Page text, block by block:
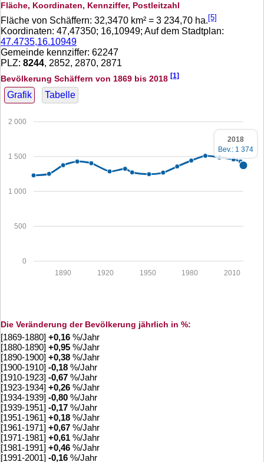
Fläche, Koordinaten, Kennziffer, Postleitzahl
Fläche von Schäffern: 32,3470 km² = 3 234,70 ha. [5]
Koordinaten: 47,47350; 16,10949; Auf dem Stadtplan:
47.4735,16.10949
Gemeinde kennziffer: 62247
PLZ: 8244, 2852, 2870, 2871
Bevölkerung Schäffern von 1869 bis 2018 [1]
Grafik Tabelle
0
500
1 000
1 500
2 000
2010
1980
1950
1920
1890
2018
Bev.: 1 374
Die Veränderung der Bevölkerung jährlich in %:
[1869-1880] +0,16 %/Jahr
[1880-1890] +0,95 %/Jahr
[1890-1900] +0,38 %/Jahr
[1900-1910] -0,18 %/Jahr
[1910-1923] -0,67 %/Jahr
[1923-1934] +0,26 %/Jahr
[1934-1939] -0,80 %/Jahr
[1939-1951] -0,17 %/Jahr
[1951-1961] +0,18 %/Jahr
[1961-1971] +0,67 %/Jahr
[1971-1981] +0,61 %/Jahr
[1981-1991] +0,46 %/Jahr
[1991-2001] -0,16 %/Jahr